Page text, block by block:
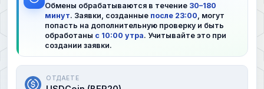
Обмены обрабатываются в течение 30–180
минут. Заявки, созданные после 23:00 , могут
попасть на дополнительную проверку и быть
обработаны с 10:00 утра. Учитывайте это при
создании заявки.
ОТДАЕТЕ